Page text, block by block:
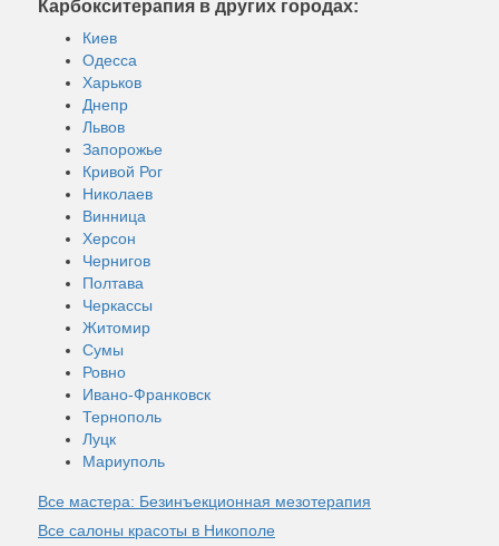
Карбокситерапия в других городах:
Киев
Одесса
Харьков
Днепр
Львов
Запорожье
Кривой Рог
Николаев
Винница
Херсон
Чернигов
Полтава
Черкассы
Житомир
Сумы
Ровно
Ивано-Франковск
Тернополь
Луцк
Мариуполь
Все мастера: Безинъекционная мезотерапия
Все салоны красоты в Никополе